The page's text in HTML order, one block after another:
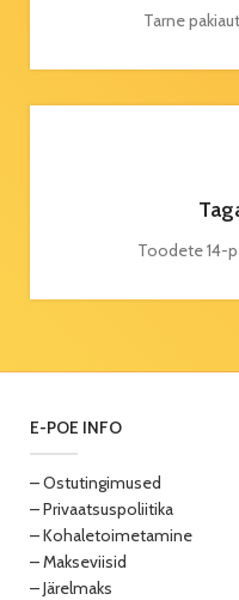
Tarne
Toodete 14-
E-POE INFO
– Ostutingimused
– Privaatsuspoliitika
– Kohaletoimetamine
– Makseviisid
– Järelmaks